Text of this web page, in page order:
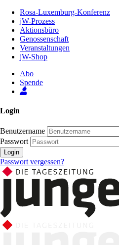
Inhalt
Seite
Rosa-Luxemburg-Konferenz
jW-Prozess
Aktionsbüro
Genossenschaft
Veranstaltungen
jW-Shop
Abo
Spende
Login
Benutzername
Passwort
Login
Passwort vergessen?